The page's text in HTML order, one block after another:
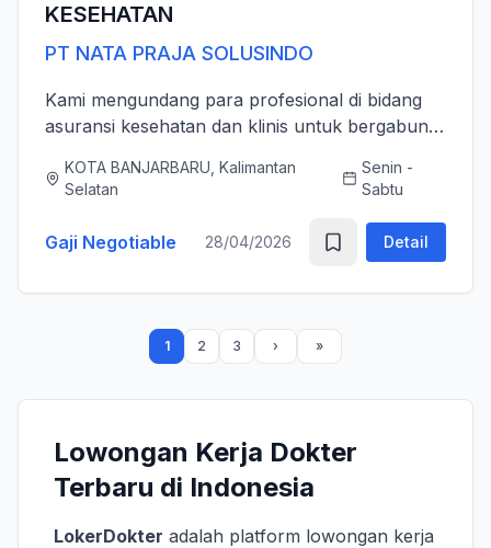
KESEHATAN
PT NATA PRAJA SOLUSINDO
Kami mengundang para profesional di bidang
asuransi kesehatan dan klinis untuk bergabung
(Senior Officer) untuk memperkuat layanan
KOTA BANJARBARU, Kalimantan
Selatan
Senin -
Sabtu
Gaji Negotiable 28/04/2026 Detail
1 2 3
Lowongan Kerja Dokter
Terbaru di Indonesia
LokerDokter adalah platform lowongan kerja